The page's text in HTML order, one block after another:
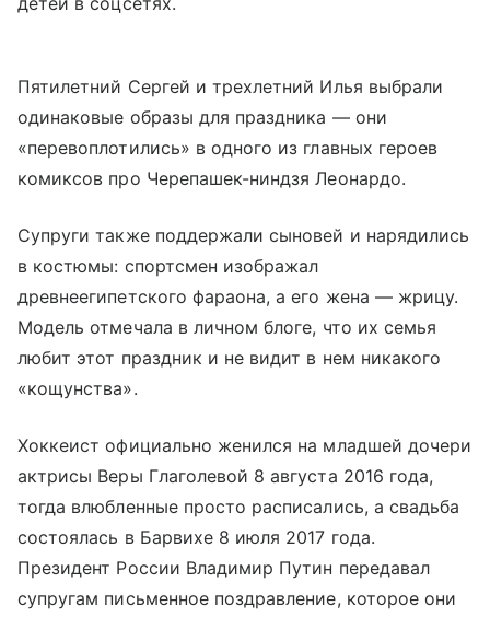
Пятилетний Сергей и трехлетний Илья выбрали
одинаковые образы для праздника — они
«перевоплотились» в одного из главных героев
комиксов про Черепашек-ниндзя Леонардо.
Супруги также поддержали сыновей и нарядились
в костюмы: спортсмен изображал
древнеегипетского фараона, а его жена — жрицу.
Модель отмечала в личном блоге, что их семья
любит этот праздник и не видит в нем никакого
«кощунства».
Хоккеист официально женился на младшей дочери
актрисы Веры Глаголевой 8 августа 2016 года,
тогда влюбленные просто расписались, а свадьба
состоялась в Барвихе 8 июля 2017 года.
Президент России Владимир Путин передавал
супругам письменное поздравление, которое они